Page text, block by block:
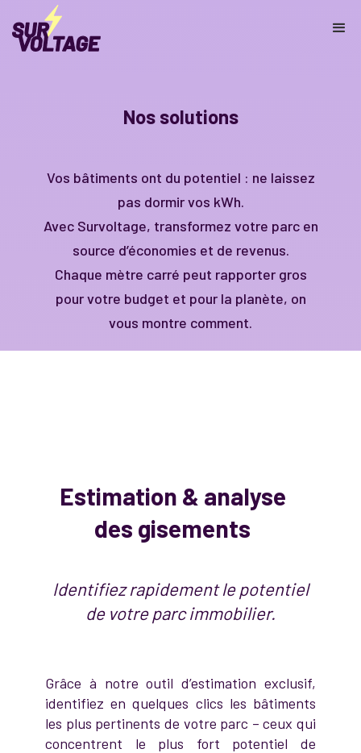
Nos solutions
Vos bâtiments ont du potentiel : ne laissez
pas dormir vos kWh.
Avec Survoltage, transformez votre parc en
source d’économies et de revenus.
Chaque mètre carré peut rapporter gros
pour votre budget et pour la planète, on
vous montre comment.
Estimation & analyse
des gisements
Identifiez rapidement le potentiel
de votre parc immobilier.
Grâce à notre outil d’estimation exclusif,
identifiez en quelques clics les bâtiments
les plus pertinents de votre parc – ceux qui
concentrent le plus fort potentiel de